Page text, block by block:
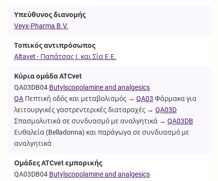
Υπεύθυνος διανομής
Veyx-Pharma B.V.
Τοπικός αντιπρόσωπος
Altavet - Παπάτσας Ι. και Σία Ε.Ε.
Κύρια ομάδα ATCvet
QA03DB04 Butylscopolamine and analgesics
QA Πεπτική οδός και μεταβολισμός →QA03 Φάρμακα για
λειτουργικές γαστρεντερικές διαταραχές →QA03D
Σπασμολυτικά σε συνδυασμό με αναλγητικά →QA03DB
Ευθαλεία (Belladonna) και παράγωγα σε συνδυασμό με
αναλγητικά
Ομάδες ATCvet εμπορικής
QA03DB04 Butylscopolamine and analgesics